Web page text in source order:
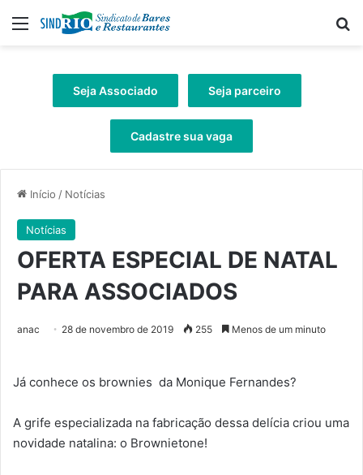
Menu
Seja Associado Seja parceiro
Cadastre sua vaga
Início / Notícias
Notícias
OFERTA ESPECIAL DE NATAL
PARA ASSOCIADOS
anac 28 de novembro de 2019 255 Menos de um minuto
Já conhece os brownies da Monique Fernandes?
A grife especializada na fabricação dessa delícia criou uma
novidade natalina: o Brownietone!